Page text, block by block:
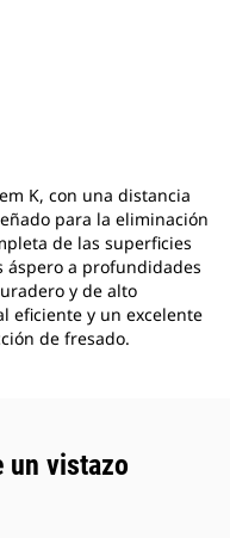
K, con una distancia
para la eliminación
de las superficies
áspero a profundidades
y de alto
eficiente y un excelente
de fresado.
un vistazo